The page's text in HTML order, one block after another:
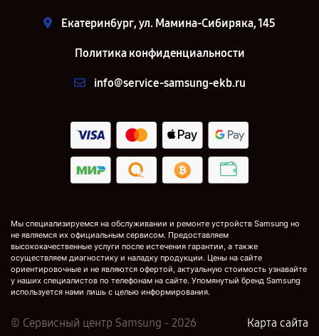
Екатеринбург, ул. Мамина-Сибиряка, 145
Политика конфиденциальности
info@service-samsung-ekb.ru
Мы специализируемся на обслуживании и ремонте устройств Samsung но
не являемся их официальным сервисом. Предоставляем
высококачественные услуги после истечения гарантии, а также
осуществляем диагностику и наладку продукции. Цены на сайте
ориентировочные и не являются офертой, актуальную стоимость узнавайте
у наших специалистов по телефонам на сайте. Упомянутый бренд Samsung
используется нами лишь с целью информирования.
© Сервисный центр Samsung - 2026 Карта сайта